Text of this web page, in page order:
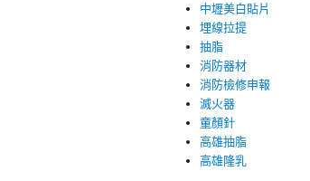
中壢美白貼片
埋線拉提
抽脂
消防器材
消防檢修申報
滅火器
童顏針
高雄抽脂
高雄隆乳